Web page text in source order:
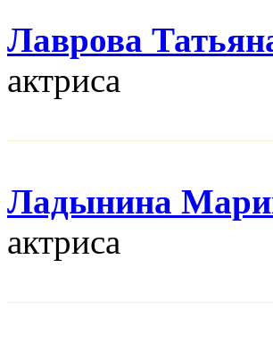
Лаврова
актриса
Ладынина
актриса